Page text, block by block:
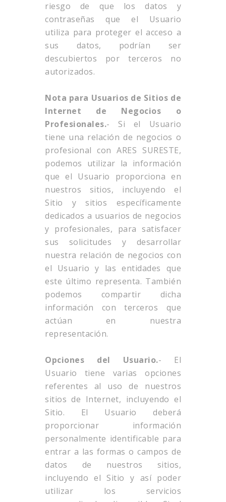
riesgo de que los datos y
contraseñas que el Usuario
utiliza para proteger el acceso a
sus datos, podrían ser
descubiertos por terceros no
autorizados.
Nota para Usuarios de Sitios de
Internet de Negocios o
Profesionales.- Si el Usuario
tiene una relación de negocios o
profesional con ARES SURESTE,
podemos utilizar la información
que el Usuario proporciona en
nuestros sitios, incluyendo el
Sitio y sitios específicamente
dedicados a usuarios de negocios
y profesionales, para satisfacer
sus solicitudes y desarrollar
nuestra relación de negocios con
el Usuario y las entidades que
este último representa. También
podemos compartir dicha
información con terceros que
actúan en nuestra
representación.
Opciones del Usuario.- El
Usuario tiene varias opciones
referentes al uso de nuestros
sitios de Internet, incluyendo el
Sitio. El Usuario deberá
proporcionar información
personalmente identificable para
entrar a las formas o campos de
datos de nuestros sitios,
incluyendo el Sitio y así poder
utilizar los servicios